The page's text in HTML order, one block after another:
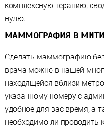
комплексную терапию,
нулю.
МАММОГРАФИЯ В
Сделать маммографию
врача можно в нашей
находящейся вблизи
указанному номеру с
удобное для вас время, а
необходимо ли проводить